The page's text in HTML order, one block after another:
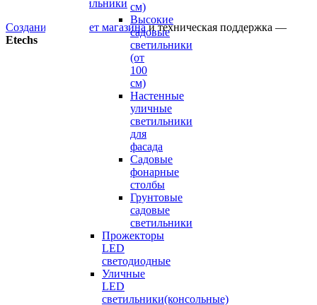
см)
Высокие
садовые
светильники
(от
100
см)
Настенные
уличные
светильники
для
фасада
Садовые
фонарные
столбы
Грунтовые
садовые
светильники
Прожекторы
LED
светодиодные
Уличные
LED
светильники(консольные)
Светильники
Создание интернет магазинаи техническая поддержка —
Etechs